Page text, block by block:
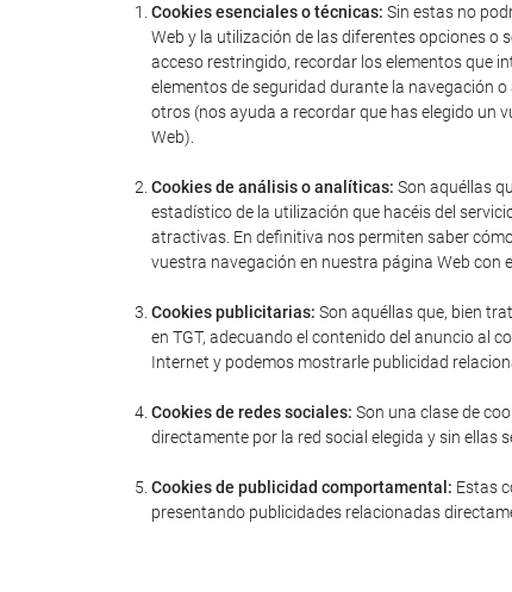
Cookies esenciales o técnicas: Sin estas no
Web y la utilización de las diferentes opciones o
acceso restringido, recordar los elementos que
elementos de seguridad durante la navegación
otros (nos ayuda a recordar que has elegido un
Web).
Cookies de análisis o analíticas: Son aquéllas
estadístico de la utilización que hacéis del
atractivas. En definitiva nos permiten saber
vuestra navegación en nuestra página Web con
Cookies publicitarias: Son aquéllas que, bien
en TGT, adecuando el contenido del anuncio al
Internet y podemos mostrarle publicidad
Cookies de redes sociales: Son una clase de
directamente por la red social elegida y sin
Cookies de publicidad comportamental: Estas
presentando publicidades relacionadas